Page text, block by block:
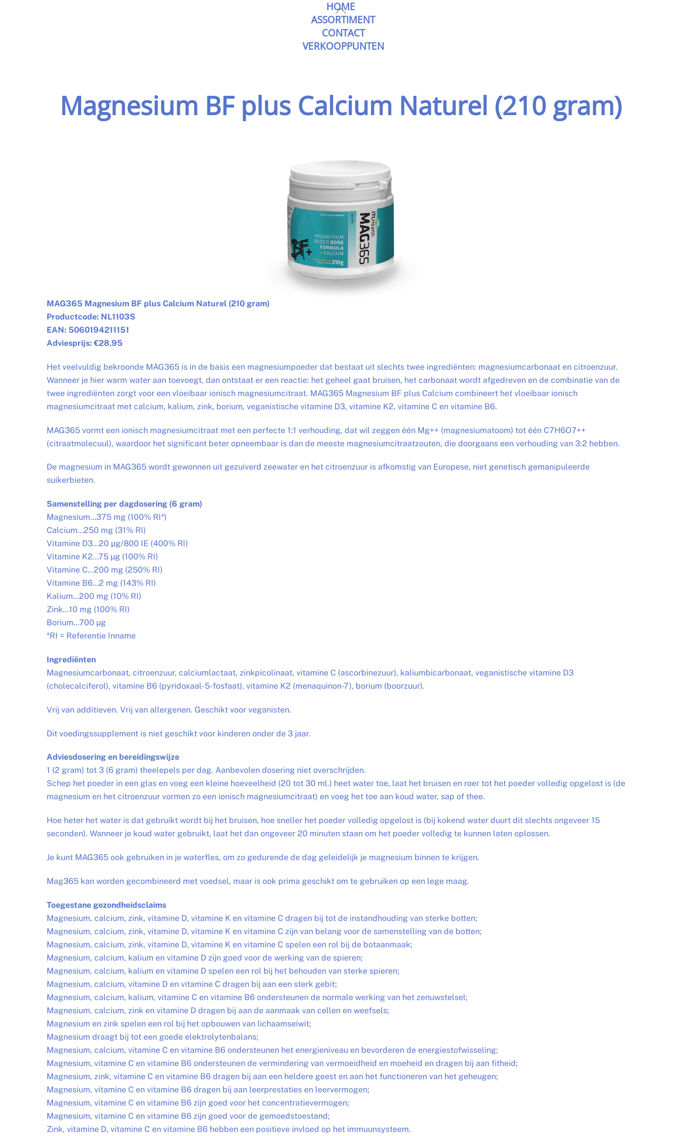
Skip
to
content
HOME
ASSORTIMENT
CONTACT
VERKOOPPUNTEN
Magnesium BF plus Calcium Naturel (210 gram)
MAG365 Magnesium BF plus Calcium Naturel (210 gram)
Productcode: NL1103S
EAN: 5060194211151
Adviesprijs: €28,95
Het veelvuldig bekroonde MAG365 is in de basis een magnesiumpoeder dat bestaat uit slechts twee ingrediënten: magnesiumcarbonaat en citroenzuur.
Wanneer je hier warm water aan toevoegt, dan ontstaat er een reactie: het geheel gaat bruisen, het carbonaat wordt afgedreven en de combinatie van de
twee ingrediënten zorgt voor een vloeibaar ionisch magnesiumcitraat. MAG365 Magnesium BF plus Calcium combineert het vloeibaar ionisch
magnesiumcitraat met calcium, kalium, zink, borium, veganistische vitamine D3, vitamine K2, vitamine C en vitamine B6.
MAG365 vormt een ionisch magnesiumcitraat met een perfecte 1:1 verhouding, dat wil zeggen één Mg++ (magnesiumatoom) tot één C7H6O7++
(citraatmolecuul), waardoor het significant beter opneembaar is dan de meeste magnesiumcitraatzouten, die doorgaans een verhouding van 3:2 hebben.
De magnesium in MAG365 wordt gewonnen uit gezuiverd zeewater en het citroenzuur is afkomstig van Europese, niet genetisch gemanipuleerde
suikerbieten.
Samenstelling per dagdosering (6 gram)
Magnesium…375 mg (100% RI*)
Calcium…250 mg (31% RI)
Vitamine D3…20 µg/800 IE (400% RI)
Vitamine K2…75 µg (100% RI)
Vitamine C…200 mg (250% RI)
Vitamine B6…2 mg (143% RI)
Kalium…200 mg (10% RI)
Zink…10 mg (100% RI)
Borium…700 µg
*RI = Referentie Inname
Ingrediënten
Magnesiumcarbonaat, citroenzuur, calciumlactaat, zinkpicolinaat, vitamine C (ascorbinezuur), kaliumbicarbonaat, veganistische vitamine D3
(cholecalciferol), vitamine B6 (pyridoxaal-5-fosfaat), vitamine K2 (menaquinon-7), borium (boorzuur).
Vrij van additieven. Vrij van allergenen. Geschikt voor veganisten.
Dit voedingssupplement is niet geschikt voor kinderen onder de 3 jaar.
Adviesdosering en bereidingswijze
1 (2 gram) tot 3 (6 gram) theelepels per dag. Aanbevolen dosering niet overschrijden.
Schep het poeder in een glas en voeg een kleine hoeveelheid (20 tot 30 ml.) heet water toe, laat het bruisen en roer tot het poeder volledig opgelost is (de
magnesium en het citroenzuur vormen zo een ionisch magnesiumcitraat) en voeg het toe aan koud water, sap of thee.
Hoe heter het water is dat gebruikt wordt bij het bruisen, hoe sneller het poeder volledig opgelost is (bij kokend water duurt dit slechts ongeveer 15
seconden). Wanneer je koud water gebruikt, laat het dan ongeveer 20 minuten staan om het poeder volledig te kunnen laten oplossen.
Je kunt MAG365 ook gebruiken in je waterfles, om zo gedurende de dag geleidelijk je magnesium binnen te krijgen.
Mag365 kan worden gecombineerd met voedsel, maar is ook prima geschikt om te gebruiken op een lege maag.
Toegestane gezondheidsclaims
Magnesium, calcium, zink, vitamine D, vitamine K en vitamine C dragen bij tot de instandhouding van sterke botten;
Magnesium, calcium, zink, vitamine D, vitamine K en vitamine C zijn van belang voor de samenstelling van de botten;
Magnesium, calcium, zink, vitamine D, vitamine K en vitamine C spelen een rol bij de botaanmaak;
Magnesium, calcium, kalium en vitamine D zijn goed voor de werking van de spieren;
Magnesium, calcium, kalium en vitamine D spelen een rol bij het behouden van sterke spieren;
Magnesium, calcium, vitamine D en vitamine C dragen bij aan een sterk gebit;
Magnesium, calcium, kalium, vitamine C en vitamine B6 ondersteunen de normale werking van het zenuwstelsel;
Magnesium, calcium, zink en vitamine D dragen bij aan de aanmaak van cellen en weefsels;
Magnesium en zink spelen een rol bij het opbouwen van lichaamseiwit;
Magnesium draagt bij tot een goede elektrolytenbalans;
Magnesium, calcium, vitamine C en vitamine B6 ondersteunen het energieniveau en bevorderen de energiestofwisseling;
Magnesium, vitamine C en vitamine B6 ondersteunen de vermindering van vermoeidheid en moeheid en dragen bij aan fitheid;
Magnesium, zink, vitamine C en vitamine B6 dragen bij aan een heldere geest en aan het functioneren van het geheugen;
Magnesium, vitamine C en vitamine B6 dragen bij aan leerprestaties en leervermogen;
Magnesium, vitamine C en vitamine B6 zijn goed voor het concentratievermogen;
Magnesium, vitamine C en vitamine B6 zijn goed voor de gemoedstoestand;
Zink, vitamine D, vitamine C en vitamine B6 hebben een positieve invloed op het immuunsysteem.
Back
To
Top